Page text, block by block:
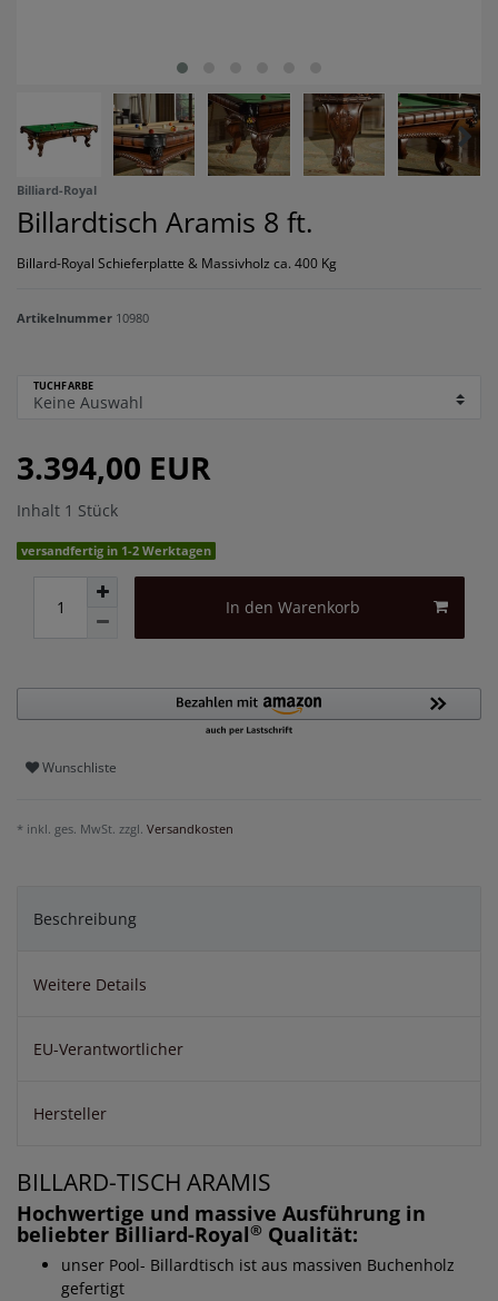
Billiard-Royal
Billardtisch Aramis 8 ft.
Billard-Royal Schieferplatte & Massivholz ca. 400 Kg
Artikelnummer 10980
TUCHFARBE
3.394,00 EUR
Inhalt 1 Stück
versandfertig in 1-2 Werktagen
In den Warenkorb
Wunschliste
* inkl. ges. MwSt. zzgl. Versandkosten
Beschreibung
Weitere Details
EU-Verantwortlicher
Hersteller
BILLARD-TISCH ARAMIS
Hochwertige und massive Ausführung in
beliebter Billiard-Royal® Qualität:
unser Pool- Billardtisch ist aus massiven Buchenholz
gefertigt